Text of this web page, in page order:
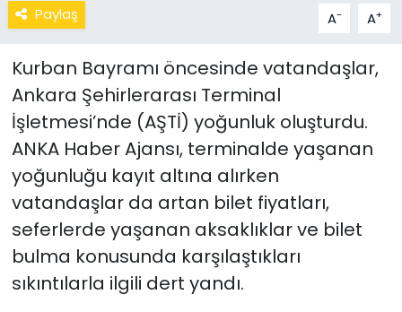
Paylaş A- A+
Kurban Bayramı öncesinde vatandaşlar,
Ankara Şehirlerarası Terminal
İşletmesi’nde (AŞTİ) yoğunluk oluşturdu.
ANKA Haber Ajansı, terminalde yaşanan
yoğunluğu kayıt altına alırken
vatandaşlar da artan bilet fiyatları,
seferlerde yaşanan aksaklıklar ve bilet
bulma konusunda karşılaştıkları
sıkıntılarla ilgili dert yandı.